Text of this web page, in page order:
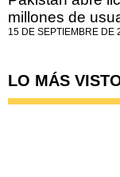
millones de
15 DE SEPTIEMBRE DE
LO MÁS